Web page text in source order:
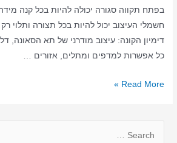
בפתח תקווה סגורה יכולה להיות בכל קנה
חשמלי העיצוב יכול להיות בכל תצורה ותלוי
דימיון הקונה: עיצוב מודרני של תא הסאונה,
כל אפשרות למדפים ומתלים, אזורים …
סאונה
Read More »